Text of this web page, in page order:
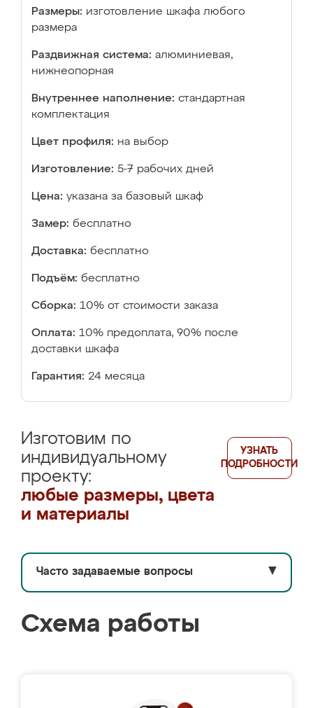
Размеры: изготовление шкафа любого
размера
Раздвижная система: алюминиевая,
нижнеопорная
Внутреннее наполнение: стандартная
комплектация
Цвет профиля: на выбор
Изготовление: 5-7 рабочих дней
Цена: указана за базовый шкаф
Замер: бесплатно
Доставка: бесплатно
Подъём: бесплатно
Сборка: 10% от стоимости заказа
Оплата: 10% предоплата, 90% после
доставки шкафа
Гарантия: 24 месяца
Изготовим по
индивидуальному
проекту:
любые размеры, цвета
и материалы
УЗНАТЬ
ПОДРОБНОСТИ
Часто задаваемые вопросы ▼
Схема работы